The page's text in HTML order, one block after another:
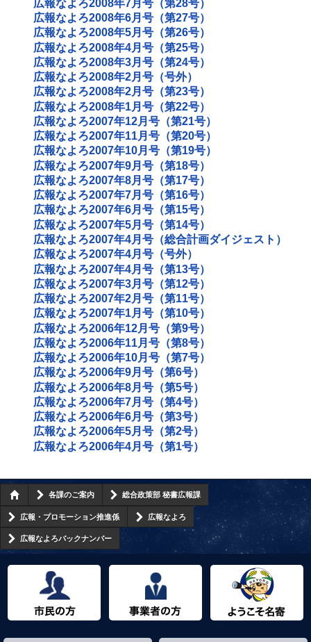
広報なよろ2008年7月号（第28号）
広報なよろ2008年6月号（第27号）
広報なよろ2008年5月号（第26号）
広報なよろ2008年4月号（第25号）
広報なよろ2008年3月号（第24号）
広報なよろ2008年2月号（号外）
広報なよろ2008年2月号（第23号）
広報なよろ2008年1月号（第22号）
広報なよろ2007年12月号（第21号）
広報なよろ2007年11月号（第20号）
広報なよろ2007年10月号（第19号）
広報なよろ2007年9月号（第18号）
広報なよろ2007年8月号（第17号）
広報なよろ2007年7月号（第16号）
広報なよろ2007年6月号（第15号）
広報なよろ2007年5月号（第14号）
広報なよろ2007年4月号（総合計画ダイジェスト）
広報なよろ2007年4月号（号外）
広報なよろ2007年4月号（第13号）
広報なよろ2007年3月号（第12号）
広報なよろ2007年2月号（第11号）
広報なよろ2007年1月号（第10号）
広報なよろ2006年12月号（第9号）
広報なよろ2006年11月号（第8号）
広報なよろ2006年10月号（第7号）
広報なよろ2006年9月号（第6号）
広報なよろ2006年8月号（第5号）
広報なよろ2006年7月号（第4号）
広報なよろ2006年6月号（第3号）
広報なよろ2006年5月号（第2号）
広報なよろ2006年4月号（第1号）
各課のご案内 総合政策部 秘書広報課
広報・プロモーション推進係 広報なよろ
広報なよろバックナンバー